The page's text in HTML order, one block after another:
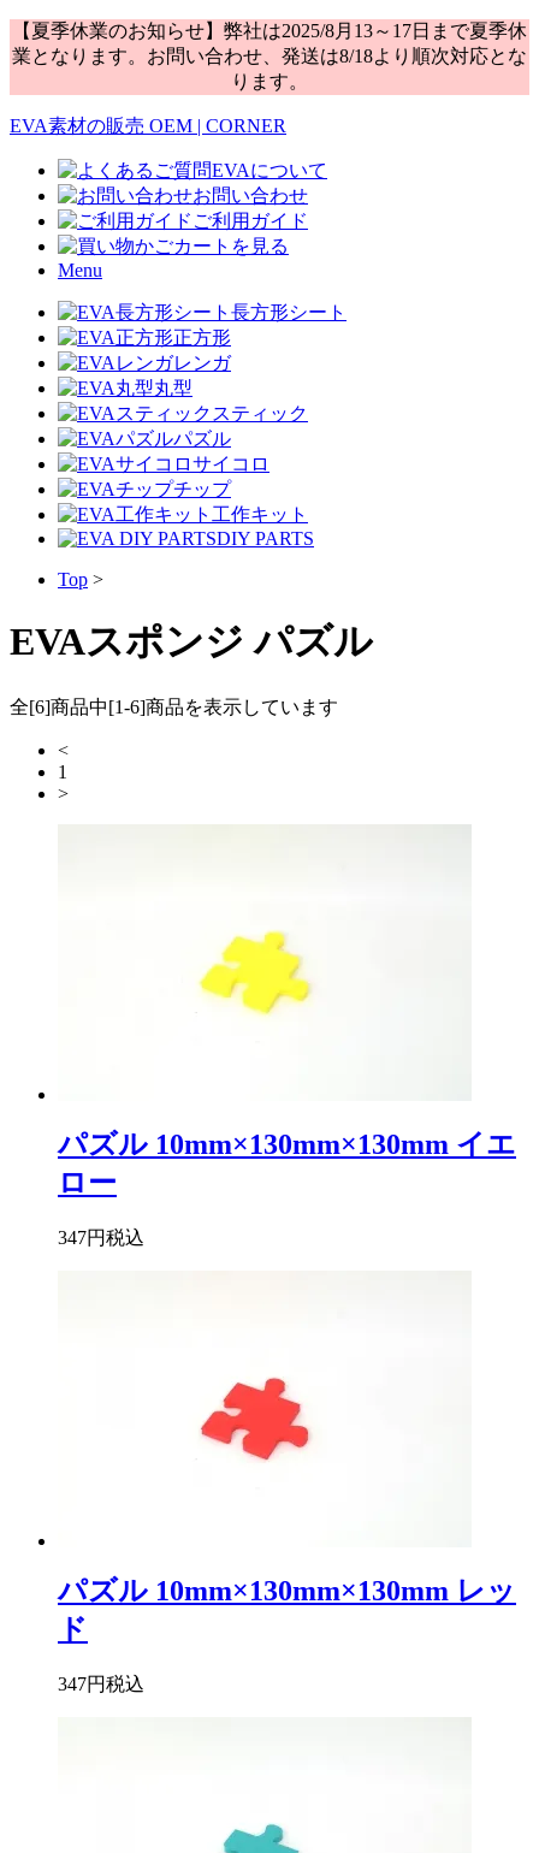
【夏季休業のお知らせ】弊社は2025/8月13～17日まで夏季休
業となります。お問い合わせ、発送は8/18より順次対応とな
ります。
EVA素材の販売 OEM | CORNER
EVAについて
お問い合わせ
ご利用ガイド
カートを見る
Menu
長方形シート
正方形
レンガ
丸型
スティック
パズル
サイコロ
チップ
工作キット
DIY PARTS
Top >
EVAスポンジ パズル
全[6]商品中[1-6]商品を表示しています
<
1
>
パズル 10mm×130mm×130mm イエ
ロー
347円税込
パズル 10mm×130mm×130mm レッ
ド
347円税込